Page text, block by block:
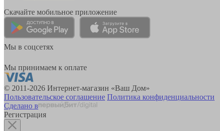
Скачайте мобильное приложение
Мы в соцсетях
Мы принимаем к оплате
© 2011-2026 Интернет-магазин «Ваш Дом»
Пользовательское соглашение Политика конфиденциальности
Сделано в
Регистрация